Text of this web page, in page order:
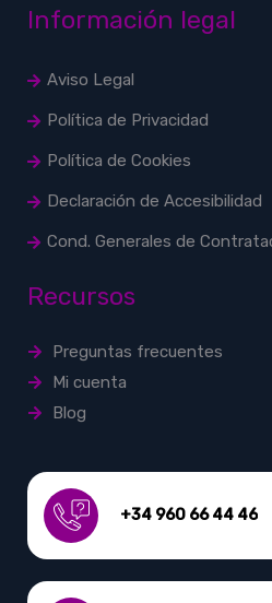
Información legal
Aviso Legal
Política de Privacidad
Política de Cookies
Declaración de Accesibilidad
Cond. Generales de
Recursos
Preguntas frecuentes
Mi cuenta
Blog
+34 960 66 44 46